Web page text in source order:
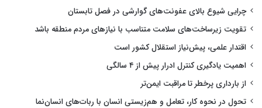
چرایی شیوع بالای عفونت‌های گوارشی در فصل تابستان
تقویت زیرساخت‌های سلامت متناسب با نیازهای مردم منطقه باشد
اقتدار علمی، پیش‌نیاز استقلال کشور است
اهمیت یادگیری کنترل ادرار پیش از ۴ سالگی
از بارداری پرخطر تا مراقبت ایمن‌تر
تحول در نحوه کار، تعامل و هم‌زیستی انسان با ربات‌های انسان‌نما